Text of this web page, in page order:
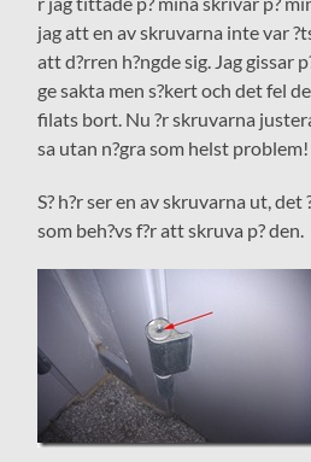
jag att en av skruvarna inte var
att d?rren h?ngde sig. Jag gissar
ge sakta men s?kert och det fel
filats bort. Nu ?r skruvarna
sa utan n?gra som helst problem!
S? h?r ser en av skruvarna ut,
som beh?vs f?r att skruva p? den.